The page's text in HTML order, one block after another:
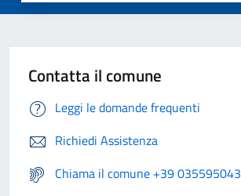
Contatta il comune
Leggi le domande frequenti
Richiedi Assistenza
Chiama il comune +39 035595043